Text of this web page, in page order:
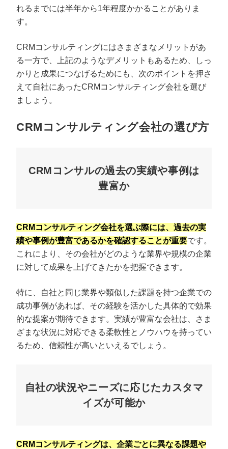
れるまでには半年から1年程度かかることがありま
す。
CRMコンサルティングにはさまざまなメリットがあ
る一方で、上記のようなデメリットもあるため、しっ
かりと成果につなげるためにも、次のポイントを押さ
えて自社にあったCRMコンサルティング会社を選び
ましょう。
CRMコンサルティング会社の選び方
CRMコンサルの過去の実績や事例は
豊富か
CRMコンサルティング会社を選ぶ際には、過去の実
績や事例が豊富であるかを確認することが重要です。
これにより、その会社がどのような業界や規模の企業
に対して成果を上げてきたかを把握できます。
特に、自社と同じ業界や類似した課題を持つ企業での
成功事例があれば、その経験を活かした具体的で効果
的な提案が期待できます。実績が豊富な会社は、さま
ざまな状況に対応できる柔軟性とノウハウを持ってい
るため、信頼性が高いといえるでしょう。
自社の状況やニーズに応じたカスタマ
イズが可能か
CRMコンサルティングは、企業ごとに異なる課題や